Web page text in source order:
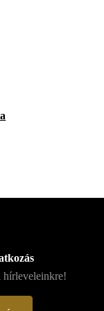
hírleveleinkre!